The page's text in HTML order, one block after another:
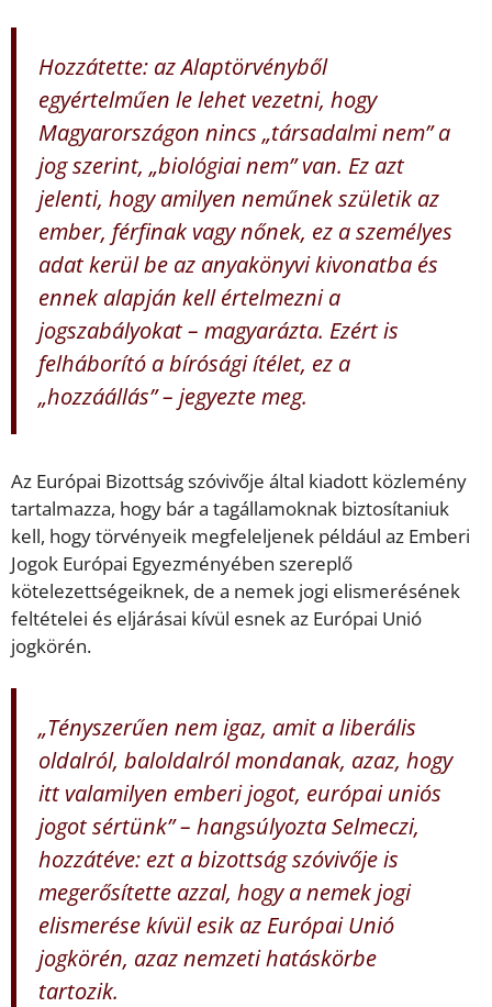
Hozzátette: az Alaptörvényből
egyértelműen le lehet vezetni, hogy
Magyarországon nincs „társadalmi nem” a
jog szerint, „biológiai nem” van. Ez azt
jelenti, hogy amilyen neműnek születik az
ember, férfinak vagy nőnek, ez a személyes
adat kerül be az anyakönyvi kivonatba és
ennek alapján kell értelmezni a
jogszabályokat – magyarázta. Ezért is
felháborító a bírósági ítélet, ez a
„hozzáállás” – jegyezte meg.
Az Európai Bizottság szóvivője által kiadott közlemény
tartalmazza, hogy bár a tagállamoknak biztosítaniuk
kell, hogy törvényeik megfeleljenek például az Emberi
Jogok Európai Egyezményében szereplő
kötelezettségeiknek, de a nemek jogi elismerésének
feltételei és eljárásai kívül esnek az Európai Unió
jogkörén.
„Tényszerűen nem igaz, amit a liberális
oldalról, baloldalról mondanak, azaz, hogy
itt valamilyen emberi jogot, európai uniós
jogot sértünk” – hangsúlyozta Selmeczi,
hozzátéve: ezt a bizottság szóvivője is
megerősítette azzal, hogy a nemek jogi
elismerése kívül esik az Európai Unió
jogkörén, azaz nemzeti hatáskörbe
tartozik.